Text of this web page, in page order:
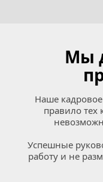
Мы
Наше кадровое
правило тех
Успешные
работу и не